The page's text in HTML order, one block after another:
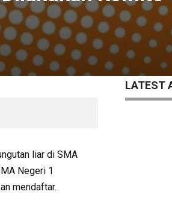
liar di SMA
Negeri 1
mendaftar.
LATEST